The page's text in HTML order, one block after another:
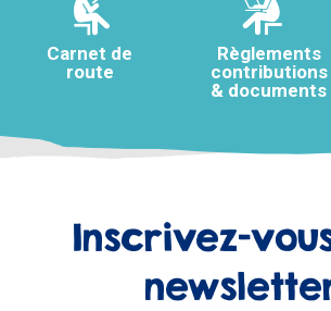
Carnet de
route
Règlements
contributions
& documents
Inscrivez-